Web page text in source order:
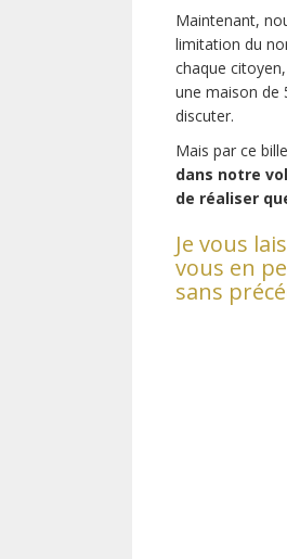
Maintenant,
limitation du
chaque
une maison de
discuter.
Mais par ce
dans notre
de réaliser
Je vous
vous en
sans